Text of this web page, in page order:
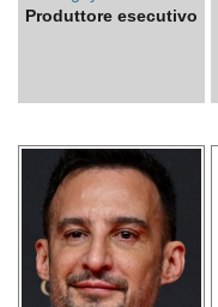
Produttore esecutivo